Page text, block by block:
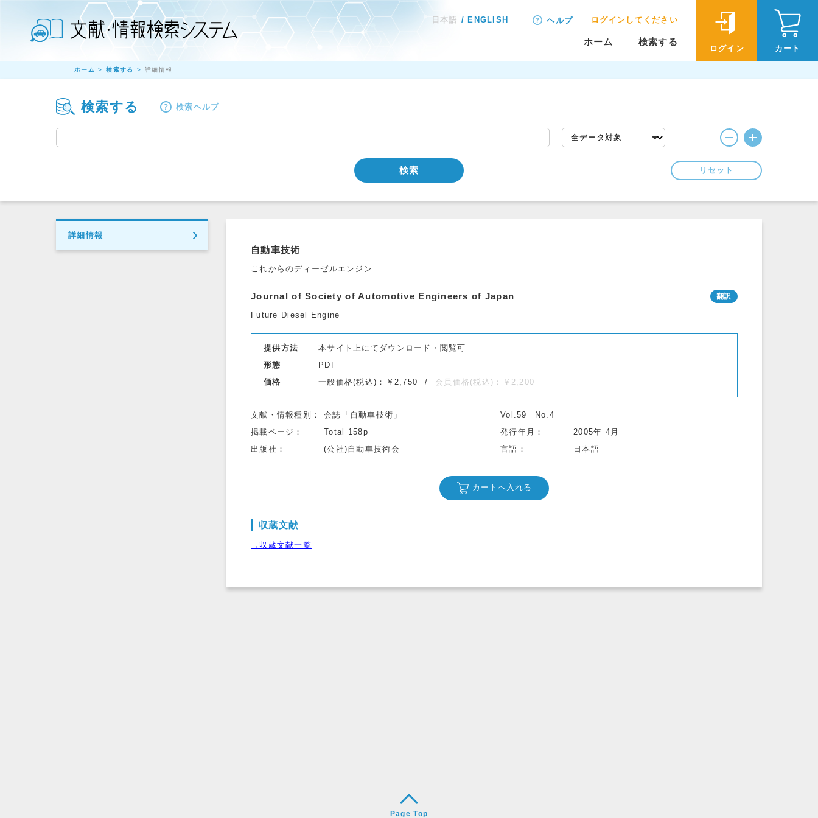
日本語 ENGLISH ヘルプ ログインしてください
ホーム 検索する
ログイン カート
ホーム 検索する 詳細情報
検索する 検索ヘルプ
検索 リセット
詳細情報
自動車技術
これからのディーゼルエンジン
Journal of Society of Automotive Engineers of Japan
Future Diesel Engine
提供方法
本サイト上にてダウンロード・閲覧可
形態
PDF
価格
一般価格(税込)：￥2,750 会員価格(税込)：￥2,200
文献・情報種別 会誌「自動車技術」 Vol.59
No.4
掲載ページ
Total 158p 発行年月
2005年 4月
出版社
(公社)自動車技術会 言語 日本語
カートへ入れる
収蔵文献
→収蔵文献一覧
Page Top